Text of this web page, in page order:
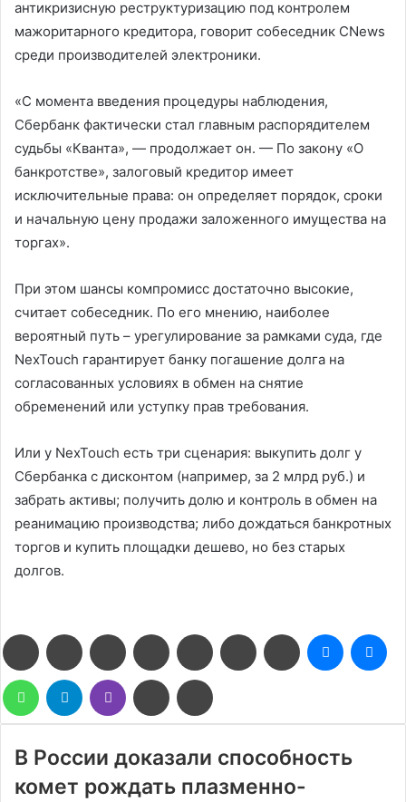
антикризисную реструктуризацию под контролем
мажоритарного кредитора, говорит собеседник CNews
среди производителей электроники.
«С момента введения процедуры наблюдения,
Сбербанк фактически стал главным распорядителем
судьбы «Кванта», — продолжает он. — По закону «О
банкротстве», залоговый кредитор имеет
исключительные права: он определяет порядок, сроки
и начальную цену продажи заложенного имущества на
торгах».
При этом шансы компромисс достаточно высокие,
считает собеседник. По его мнению, наиболее
вероятный путь – урегулирование за рамками суда, где
NexTouch гарантирует банку погашение долга на
согласованных условиях в обмен на снятие
обременений или уступку прав требования.
Или у NexTouch есть три сценария: выкупить долг у
Сбербанка с дисконтом (например, за 2 млрд руб.) и
забрать активы; получить долю и контроль в обмен на
реанимацию производства; либо дождаться банкротных
торгов и купить площадки дешево, но без старых
долгов.
FacebookTwitter LinkedIn Pinterest Reddit ВконтактеОдноклассники
Messenger
WhatsAppTelegram Viber
Поделиться
через
электронную
В России доказали способность
комет рождать плазменно-